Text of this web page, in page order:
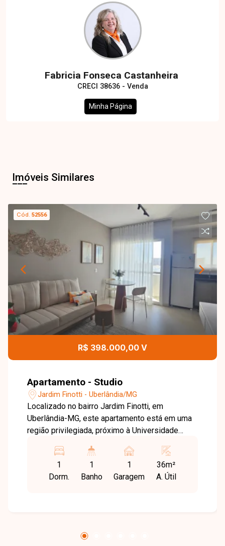
Fabricia Fonseca Castanheira
CRECI 38636 - Venda
Minha Página
Imóveis Similares
Cód.52556
R$ 398.000,00 V
Apartamento - Studio
Jardim Finotti - Uberlândia/MG
Localizado no bairro Jardim Finotti, em
Uberlândia-MG, este apartamento está em uma
região privilegiada, próximo à Universidade
às principais avenidas da cidade e cercado por
supermercados, farmácias, restaurantes,
escolas e diversos comércios e serviços,
aproximadamente 01 quarto equipado com
1
Dorm.
1
Banho
1
Garagem
36m²
A. Útil